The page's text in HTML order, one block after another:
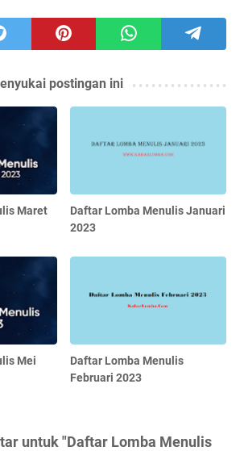
postingan ini
Maret
Daftar Lomba Menulis Januari
2023
Mei
Daftar Lomba Menulis
Februari 2023
untuk "Daftar Lomba Menulis